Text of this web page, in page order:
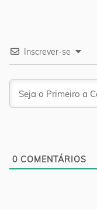
Inscrever-se
0 COMENTÁRIOS